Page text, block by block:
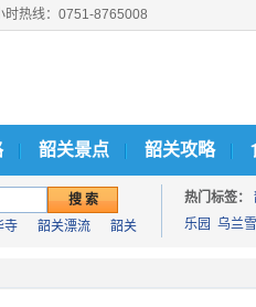
时热线：0751-8765008
韶关景点 韶关攻略
寺 韶关漂流
韶关
热门标签：
乐园 乌兰